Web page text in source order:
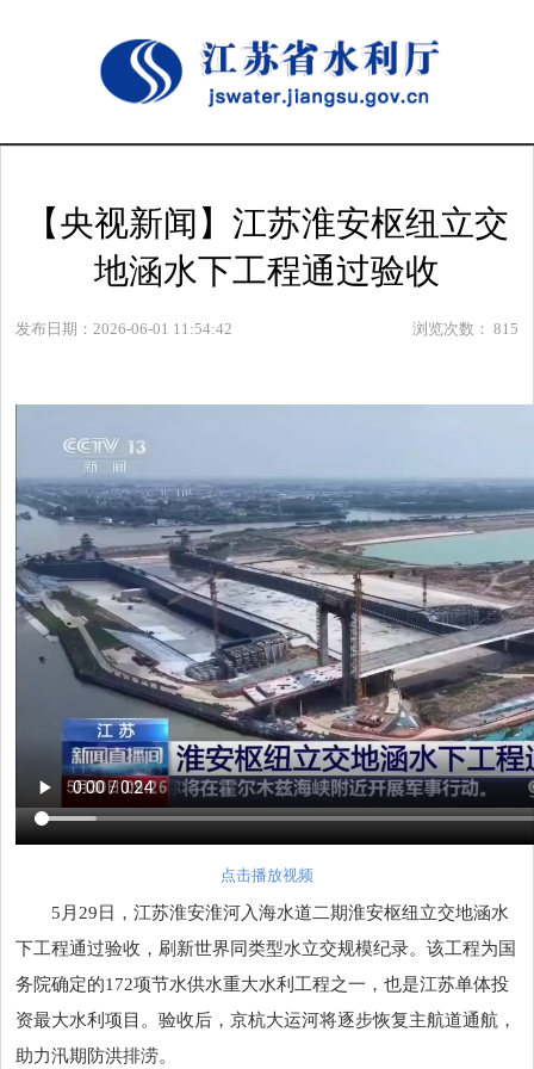
【央视新闻】江苏淮安枢纽立交
地涵水下工程通过验收
发布日期：2026-06-01 11:54:42 浏览次数： 815
点击播放视频
5月29日，江苏淮安淮河入海水道二期淮安枢纽立交地涵水
下工程通过验收，刷新世界同类型水立交规模纪录。该工程为国
务院确定的172项节水供水重大水利工程之一，也是江苏单体投
资最大水利项目。验收后，京杭大运河将逐步恢复主航道通航，
助力汛期防洪排涝。